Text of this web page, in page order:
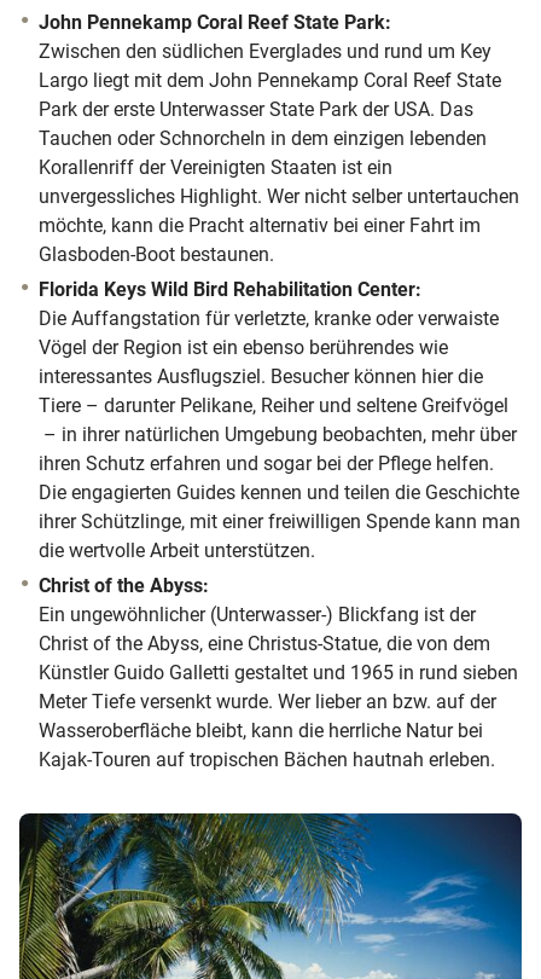
John Pennekamp Coral Reef State Park:
Zwischen den südlichen Everglades und rund um Key
Largo liegt mit dem John Pennekamp Coral Reef State
Park der erste Unterwasser State Park der USA. Das
Tauchen oder Schnorcheln in dem einzigen lebenden
Korallenriff der Vereinigten Staaten ist ein
unvergessliches Highlight. Wer nicht selber untertauchen
möchte, kann die Pracht alternativ bei einer Fahrt im
Glasboden-Boot bestaunen.
Florida Keys Wild Bird Rehabilitation Center:
Die Auffangstation für verletzte, kranke oder verwaiste
Vögel der Region ist ein ebenso berührendes wie
interessantes Ausflugsziel. Besucher können hier die
Tiere – darunter Pelikane, Reiher und seltene Greifvögel
– in ihrer natürlichen Umgebung beobachten, mehr über
ihren Schutz erfahren und sogar bei der Pflege helfen.
Die engagierten Guides kennen und teilen die Geschichte
ihrer Schützlinge, mit einer freiwilligen Spende kann man
die wertvolle Arbeit unterstützen.
Christ of the Abyss:
Ein ungewöhnlicher (Unterwasser-) Blickfang ist der
Christ of the Abyss, eine Christus-Statue, die von dem
Künstler Guido Galletti gestaltet und 1965 in rund sieben
Meter Tiefe versenkt wurde. Wer lieber an bzw. auf der
Wasseroberfläche bleibt, kann die herrliche Natur bei
Kajak-Touren auf tropischen Bächen hautnah erleben.